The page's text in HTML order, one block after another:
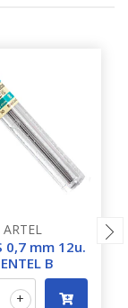
ARTEL
0,7 mm 12u.
B
+